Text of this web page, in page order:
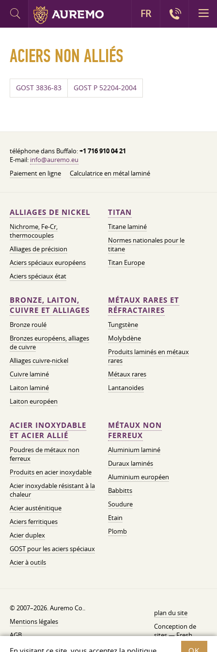
ACIERS NON ALLIÉS
GOST 3836-83 GOST P 52204-2004
téléphone dans Buffalo:+1 716 910 04 21
E-mail: info@auremo.eu
Paiement en ligne
Calculatrice en métal laminé
ALLIAGES DE NICKEL
Nichrome, Fe-Cr,
thermocouples
Alliages de précision
Aciers spéciaux européens
Aciers spéciaux état
TITAN
Titane laminé
Normes nationales pour le
titane
Titan Europe
BRONZE, LAITON,
CUIVRE ET ALLIAGES
Bronze roulé
Bronzes européens, alliages
de cuivre
Alliages cuivre-nickel
Cuivre laminé
Laiton laminé
Laiton européen
MÉTAUX RARES ET
RÉFRACTAIRES
Tungstène
Molybdène
Produits laminés en métaux
rares
Métaux rares
Lantanoïdes
ACIER INOXYDABLE
ET ACIER ALLIÉ
Poudres de métaux non
ferreux
Produits en acier inoxydable
Acier inoxydable résistant à la
chaleur
Acier austénitique
Aciers ferritiques
Acier duplex
GOST pour les aciers spéciaux
Acier à outils
MÉTAUX NON
FERREUX
Aluminium laminé
Duraux laminés
Aluminium européen
Babbitts
Soudure
Etain
Plomb
© 2007–2026. Auremo Co..
Mentions légales
AGB
Politique de rétractation
plan du site
Conception de
sites —Fresh
FR